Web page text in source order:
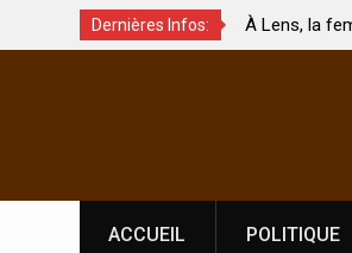
Dernières Infos:
qui avait été brûlée avec son bébé
est morte
ACCUEIL POLITIQUE